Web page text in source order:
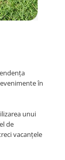
în
unui
de
vacanțele